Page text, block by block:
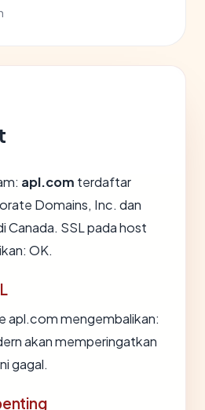
apl.com terdaftar
Domains, Inc. dan
Canada. SSL pada host
OK.
apl.com mengembalikan:
akan memperingatkan
gagal.